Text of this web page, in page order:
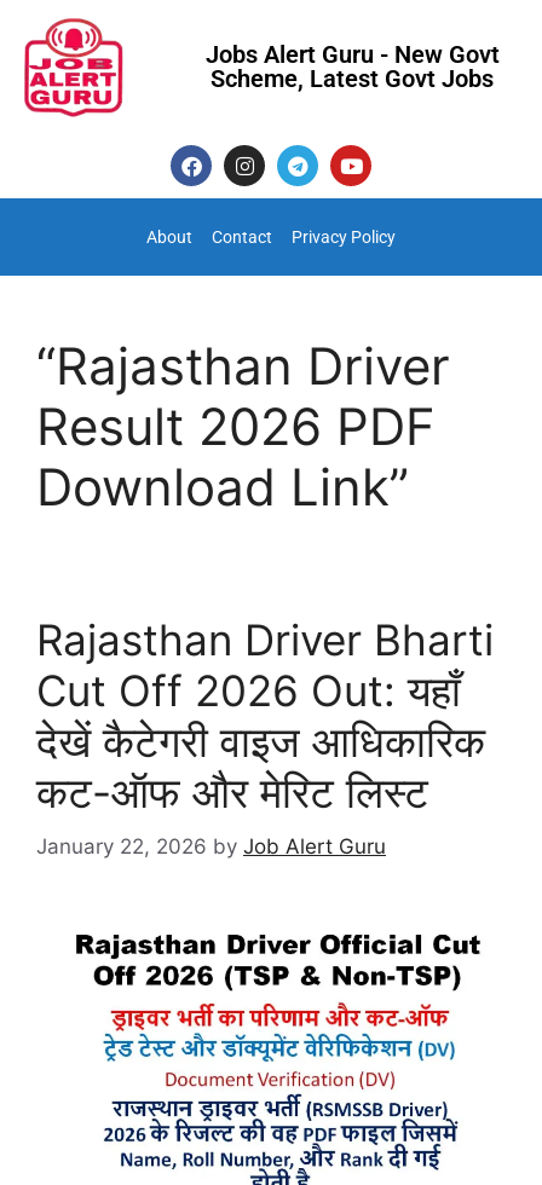
Jobs Alert Guru - New Govt
Scheme, Latest Govt Jobs
About Contact Privacy Policy
“Rajasthan Driver
Result 2026 PDF
Download Link”
Rajasthan Driver Bharti
Cut Off 2026 Out: यहाँ
देखें कैटेगरी वाइज आधिकारिक
कट-ऑफ और मेरिट लिस्ट
January 22, 2026 by Job Alert Guru